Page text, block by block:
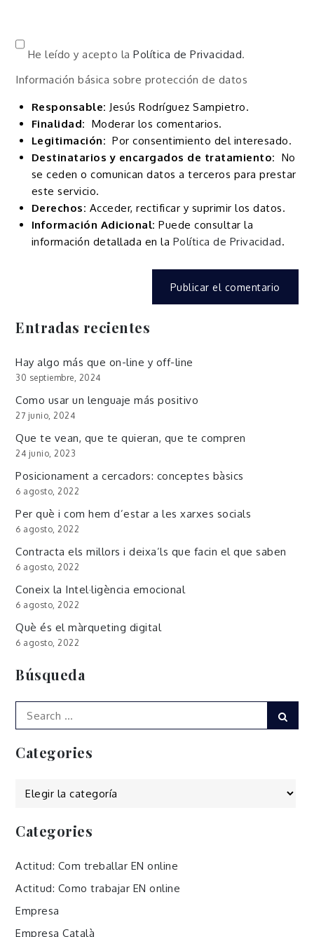
He leído y acepto laPolítica de Privacidad.
Información básica sobre protección de datos
Responsable: Jesús Rodríguez Sampietro.
Finalidad: Moderar los comentarios.
Legitimación: Por consentimiento del interesado.
Destinatarios y encargados de tratamiento: No
se ceden o comunican datos a terceros para prestar
este servicio.
Derechos: Acceder, rectificar y suprimir los datos.
Información Adicional: Puede consultar la
información detallada en la Política de Privacidad.
Entradas recientes
Hay algo más que on-line y off-line
30 septiembre, 2024
Como usar un lenguaje más positivo
27 junio, 2024
Que te vean, que te quieran, que te compren
24 junio, 2023
Posicionament a cercadors: conceptes bàsics
6 agosto, 2022
Per què i com hem d’estar a les xarxes socials
6 agosto, 2022
Contracta els millors i deixa’ls que facin el que saben
6 agosto, 2022
Coneix la Intel·ligència emocional
6 agosto, 2022
Què és el màrqueting digital
6 agosto, 2022
Búsqueda
Search
for:
Categories
Categories
Categories
Actitud: Com treballar EN online
Actitud: Como trabajar EN online
Empresa
Empresa Català